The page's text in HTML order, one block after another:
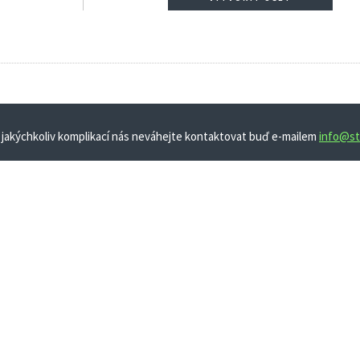
jakýchkoliv komplikací nás neváhejte kontaktovat buď e-mailem